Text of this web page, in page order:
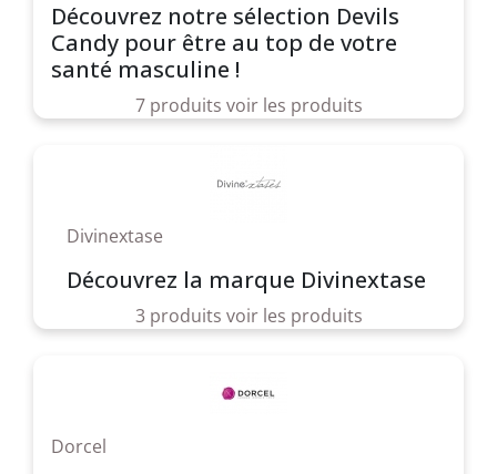
Découvrez notre sélection Devils
Candy pour être au top de votre
santé masculine !
7 produits voir les produits
Divinextase
Découvrez la marque Divinextase
3 produits voir les produits
Dorcel